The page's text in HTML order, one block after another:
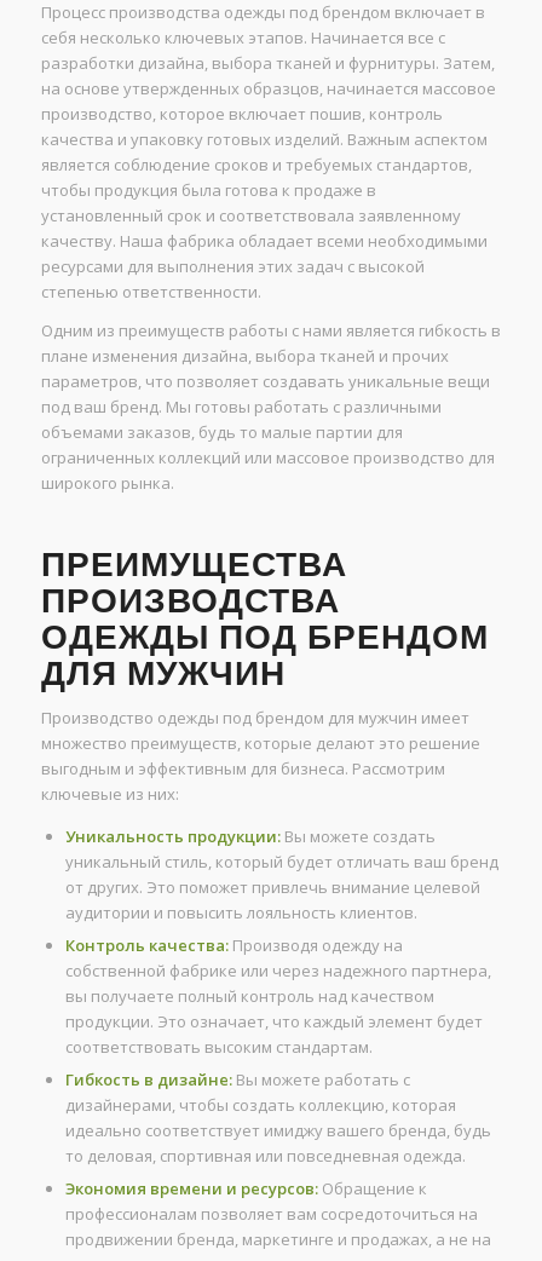
Процесс производства одежды под брендом включает в
себя несколько ключевых этапов. Начинается все с
разработки дизайна, выбора тканей и фурнитуры. Затем,
на основе утвержденных образцов, начинается массовое
производство, которое включает пошив, контроль
качества и упаковку готовых изделий. Важным аспектом
является соблюдение сроков и требуемых стандартов,
чтобы продукция была готова к продаже в
установленный срок и соответствовала заявленному
качеству. Наша фабрика обладает всеми необходимыми
ресурсами для выполнения этих задач с высокой
степенью ответственности.
Одним из преимуществ работы с нами является гибкость в
плане изменения дизайна, выбора тканей и прочих
параметров, что позволяет создавать уникальные вещи
под ваш бренд. Мы готовы работать с различными
объемами заказов, будь то малые партии для
ограниченных коллекций или массовое производство для
широкого рынка.
ПРЕИМУЩЕСТВА
ПРОИЗВОДСТВА
ОДЕЖДЫ ПОД БРЕНДОМ
ДЛЯ МУЖЧИН
Производство одежды под брендом для мужчин имеет
множество преимуществ, которые делают это решение
выгодным и эффективным для бизнеса. Рассмотрим
ключевые из них:
Уникальность продукции:Вы можете создать
уникальный стиль, который будет отличать ваш бренд
от других. Это поможет привлечь внимание целевой
аудитории и повысить лояльность клиентов.
Контроль качества:Производя одежду на
собственной фабрике или через надежного партнера,
вы получаете полный контроль над качеством
продукции. Это означает, что каждый элемент будет
соответствовать высоким стандартам.
Гибкость в дизайне:Вы можете работать с
дизайнерами, чтобы создать коллекцию, которая
идеально соответствует имиджу вашего бренда, будь
то деловая, спортивная или повседневная одежда.
Экономия времени и ресурсов:Обращение к
профессионалам позволяет вам сосредоточиться на
продвижении бренда, маркетинге и продажах, а не на